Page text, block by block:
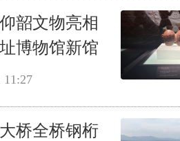
韶文物亮相
博物馆新馆
11:27
桥全桥钢桁